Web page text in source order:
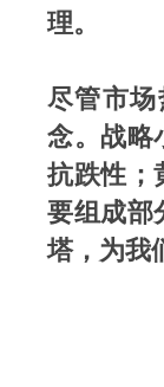
理。
尽管市
念。战略
抗跌性；
要组成部
塔，为我